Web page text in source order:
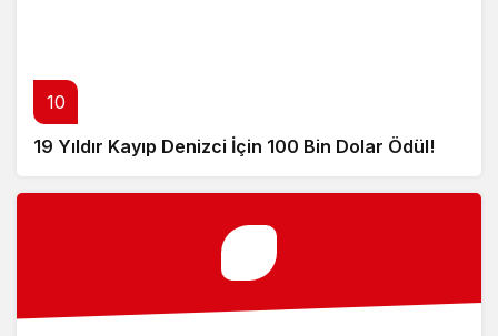
10
19 Yıldır Kayıp Denizci İçin 100 Bin Dolar Ödül!